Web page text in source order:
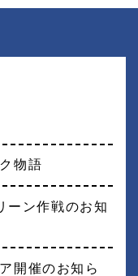
物語
ーン作戦のお知
開催のお知ら